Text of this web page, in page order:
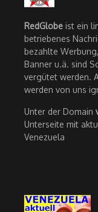
RedGlobe ist ein
betriebenes
bezahlte
Banner u.ä. sind
vergütet werden.
werden von uns
Unter der Domain
Unterseite mit
Venezuela